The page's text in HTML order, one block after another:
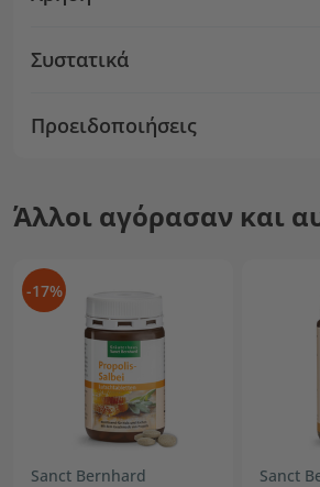
Συστατικά
Προειδοποιήσεις
Άλλοι αγόρασαν και
-17%
Sanct Bernhard Sanct